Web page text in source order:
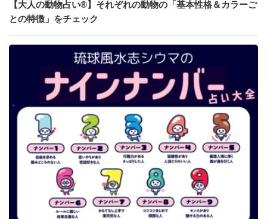
【大人の動物占い®】それぞれの動物の「基本性格＆カラーご
との特徴」をチェック